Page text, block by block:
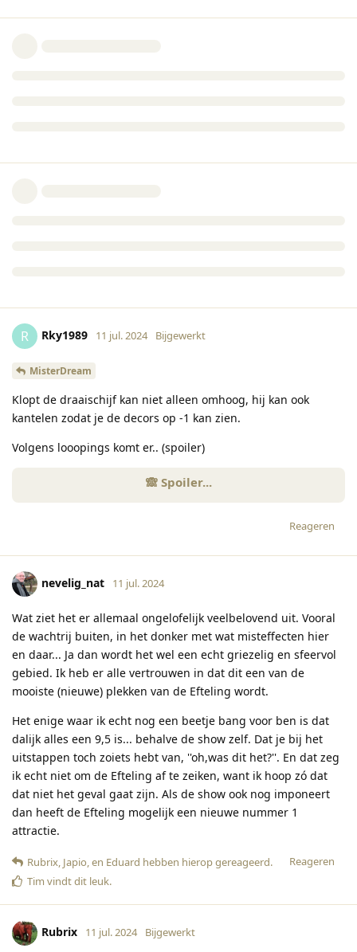
R Rky1989 11 jul. 2024 Bijgewerkt
MisterDream
Klopt de draaischijf kan niet alleen omhoog, hij kan ook
kantelen zodat je de decors op -1 kan zien.
Volgens looopings komt er.. (spoiler)
Reageren
nevelig_nat 11 jul. 2024
Wat ziet het er allemaal ongelofelijk veelbelovend uit. Vooral
de wachtrij buiten, in het donker met wat misteffecten hier
en daar... Ja dan wordt het wel een echt griezelig en sfeervol
gebied. Ik heb er alle vertrouwen in dat dit een van de
mooiste (nieuwe) plekken van de Efteling wordt.
Het enige waar ik echt nog een beetje bang voor ben is dat
dalijk alles een 9,5 is... behalve de show zelf. Dat je bij het
uitstappen toch zoiets hebt van, ''oh,was dit het?''. En dat zeg
ik echt niet om de Efteling af te zeiken, want ik hoop zó dat
dat niet het geval gaat zijn. Als de show ook nog imponeert
dan heeft de Efteling mogelijk een nieuwe nummer 1
attractie.
Reageren
Rubrix, Japio, en Eduard hebben hierop gereageerd.
Tim vindt dit leuk.
Rubrix 11 jul. 2024 Bijgewerkt